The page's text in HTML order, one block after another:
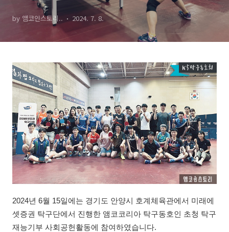
by 앰코인스토리.. 2024. 7. 8.
2024년 6월 15일에는 경기도 안양시 호계체육관에서 미래에
셋증권 탁구단에서 진행한 앰코코리아 탁구동호인 초청 탁구
재능기부 사회공헌활동에 참여하였습니다.